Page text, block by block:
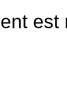
est